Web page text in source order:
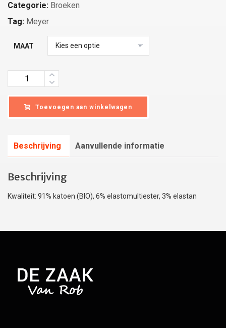
Categorie: Broeken
Tag: Meyer
MAAT
Quantity
Toevoegen aan winkelwagen
Beschrijving Aanvullende informatie
Beschrijving
Kwaliteit: 91% katoen (BIO), 6% elastomultiester, 3% elastan